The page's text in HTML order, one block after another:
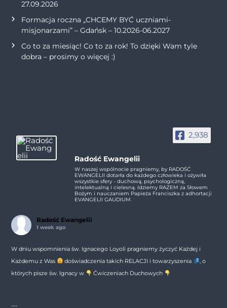
27.09.2026
Formacja roczna „CHCEMY BYĆ uczniami-
misjonarzami” – Gdańsk – 10.2026-06.2027
Co to za miesiąc! Co to za rok! To dzięki Wam tyle
dobra – prosimy o więcej :)
2,938
Radość Ewangelii
W naszej wspólnocie pragniemy, by RADOŚĆ
EWANGELII dotarła do każdego człowieka i ożywiła
wszystkie sfery - duchową, psychologiczną,
intelektualną i cielesną. Idziemy RAZEM za Słowem
Bożym i nauczaniem Papieża Franciszka z adhortacji
EVANGELII GAUDIUM.
Radość Ewangelii
1 week ago
W dniu wspomnienia św. Ignacego Loyoli pragniemy życzyć Każdej i
Każdemu z Was
doświadczenia takich RELACJI i towarzyszenia
, o
których pisze św. Ignacy w
Ćwiczeniach Duchowych
---